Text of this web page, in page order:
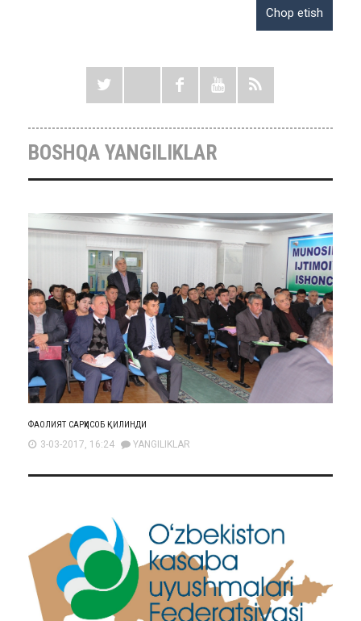
BOSHQA YANGILIKLAR
ФАОЛИЯТ САРҲИСОБ ҚИЛИНДИ
3-03-2017, 16:24 YANGILIKLAR